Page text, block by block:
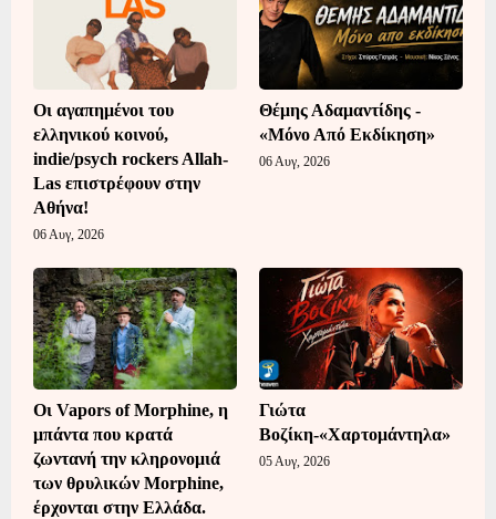
Οι αγαπημένοι του
ελληνικού κοινού,
indie/psych rockers Allah-
Las επιστρέφουν στην
Αθήνα!
06 Αυγ, 2026
Θέμης Αδαμαντίδης -
«Μόνο Από Εκδίκηση»
06 Αυγ, 2026
Οι Vapors of Morphine, η
μπάντα που κρατά
ζωντανή την κληρονομιά
των θρυλικών Morphine,
έρχονται στην Ελλάδα.
Γιώτα
Βοζίκη-«Χαρτομάντηλα»
05 Αυγ, 2026